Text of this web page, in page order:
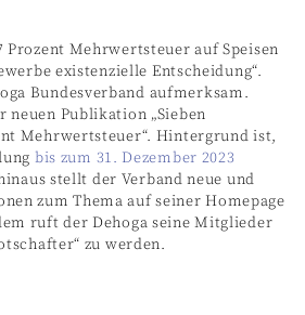
Prozent Mehrwertsteuer auf Speisen
existenzielle Entscheidung“.
Bundesverband aufmerksam.
Publikation „Sieben
Mehrwertsteuer“. Hintergrund ist,
bis zum 31. Dezember 2023
stellt der Verband neue und
zum Thema auf seiner Homepage
ruft der Dehoga seine Mitglieder
zu werden.